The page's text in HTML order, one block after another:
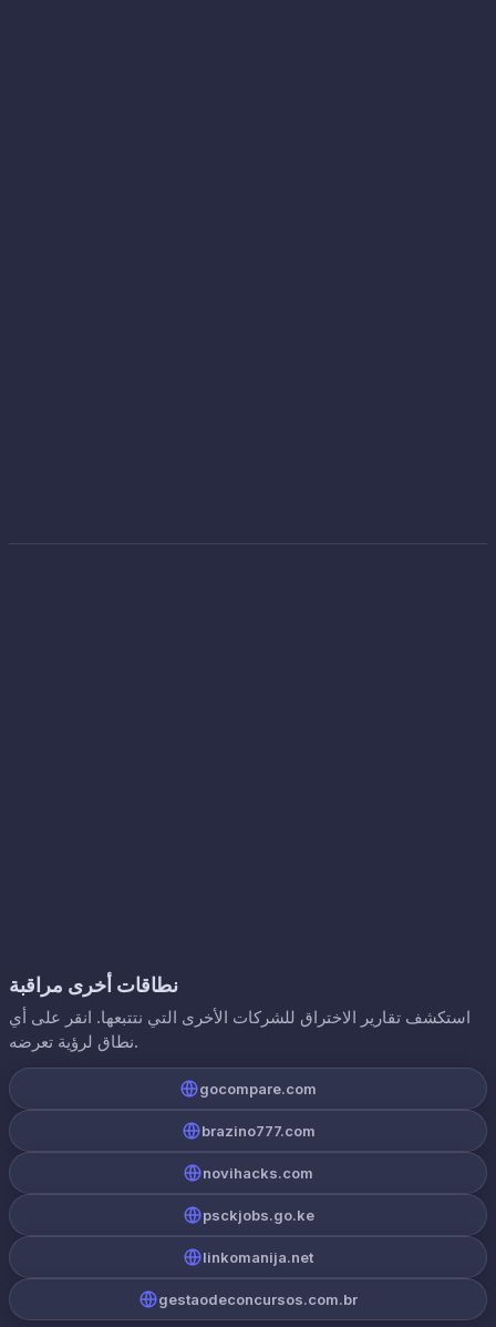
نطاقات أخرى مراقبة
استكشف تقارير الاختراق للشركات الأخرى التي نتتبعها. انقر على أي
نطاق لرؤية تعرضه.
gocompare.com
brazino777.com
novihacks.com
psckjobs.go.ke
linkomanija.net
gestaodeconcursos.com.br